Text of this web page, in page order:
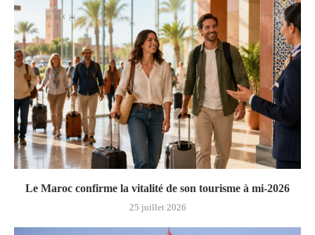
Le Maroc confirme la vitalité de son tourisme à mi-2026
25 juillet 2026